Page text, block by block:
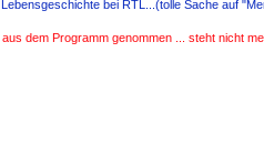
bei RTL...(tolle Sache auf
dem Programm genommen ... steht nicht